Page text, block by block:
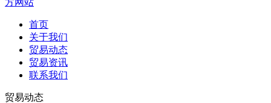
首页
关于我们
贸易动态
贸易资讯
联系我们
贸易动态